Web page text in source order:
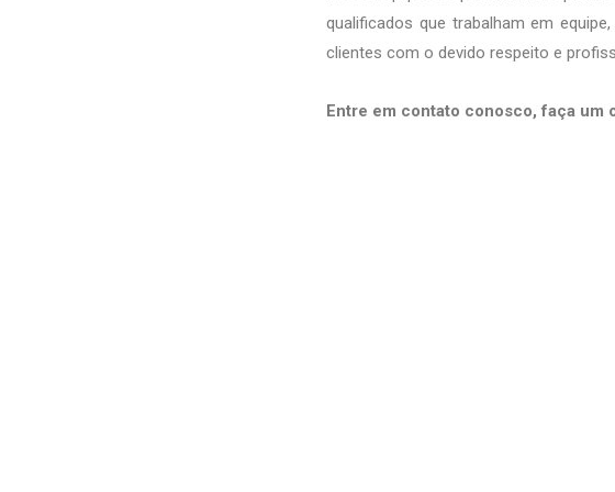
qualificados que trabalham em
clientes com o devido respeito e
Entre em contato conosco, faça um